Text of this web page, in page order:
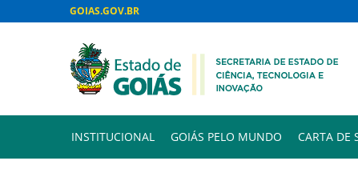
GOIAS.GOV.BR
INSTITUCIONAL GOIÁS PELO MUNDO CARTA DE